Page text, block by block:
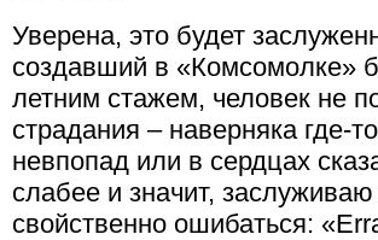
Уверена, это будет
создавший в «Комсомолке»
летним стажем, человек не
страдания – наверняка где-
невпопад или в сердцах
слабее и значит,
свойственно ошибаться: